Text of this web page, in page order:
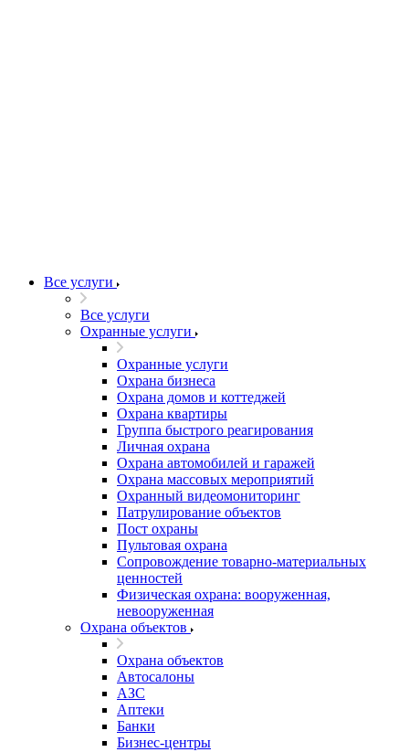
Все услуги
Все услуги
Охранные услуги
Охранные услуги
Охрана бизнеса
Охрана домов и коттеджей
Охрана квартиры
Группа быстрого реагирования
Личная охрана
Охрана автомобилей и гаражей
Охрана массовых мероприятий
Охранный видеомониторинг
Патрулирование объектов
Пост охраны
Пультовая охрана
Сопровождение товарно-материальных
ценностей
Физическая охрана: вооруженная,
невооруженная
Охрана объектов
Охрана объектов
Автосалоны
АЗС
Аптеки
Банки
Бизнес-центры